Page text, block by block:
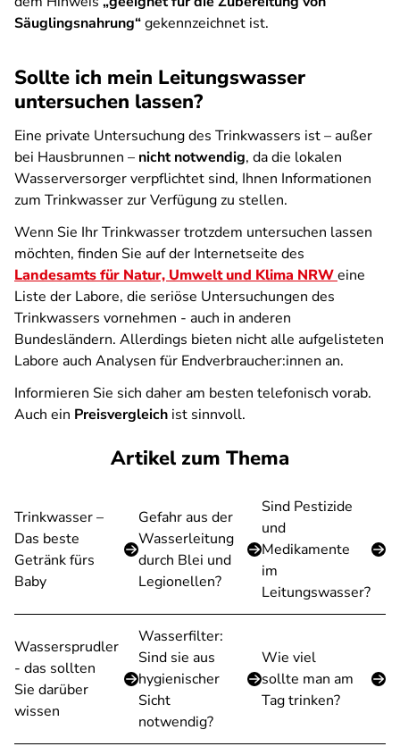
Säuglingsnahrung“gekennzeichnet ist.
Sollte ich mein Leitungswasser
untersuchen lassen?
Eine private Untersuchung des Trinkwassers ist – außer
bei Hausbrunnen – nicht notwendig, da die lokalen
Wasserversorger verpflichtet sind, Ihnen Informationen
zum Trinkwasser zur Verfügung zu stellen.
Wenn Sie Ihr Trinkwasser trotzdem untersuchen lassen
möchten, finden Sie auf der Internetseite des
Landesamts für Natur, Umwelt und Klima NRWeine
Liste der Labore, die seriöse Untersuchungen des
Trinkwassers vornehmen - auch in anderen
Bundesländern. Allerdings bieten nicht alle aufgelisteten
Labore auch Analysen für Endverbraucher:innen an.
Informieren Sie sich daher am besten telefonisch vorab.
Auch ein Preisvergleich ist sinnvoll.
Artikel zum Thema
Trinkwasser –
Das beste
Getränk fürs
Baby
Gefahr aus der
Wasserleitung
durch Blei und
Legionellen?
Sind Pestizide
und
Medikamente
im
Leitungswasser?
Wassersprudler
- das sollten
Sie darüber
wissen
Wasserfilter:
Sind sie aus
hygienischer
Sicht
notwendig?
Wie viel
sollte man am
Tag trinken?